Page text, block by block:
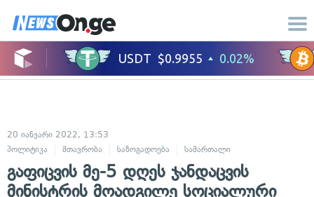
20 იანვარი 2022, 13:53
პოლიტიკა
მთავრობა საზოგადოება სამართალი
გაფიცვის მე-5 დღეს ჯანდაცვის
მინისტრის მოადგილე სოციალური